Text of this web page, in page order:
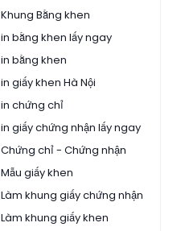
Khung Bằng khen
in bằng khen lấy ngay
in bằng khen
in giấy khen Hà Nội
in chứng chỉ
in giấy chứng nhận lấy ngay
Chứng chỉ - Chứng nhận
Mẫu giấy khen
Làm khung giấy chứng nhận
Làm khung giấy khen